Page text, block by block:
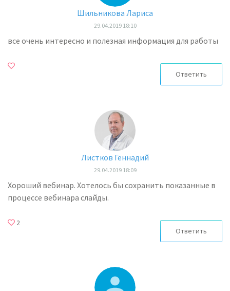
Шильникова Лариса
29.04.2019 18:10
все очень интересно и полезная информация для работы
Ответить
Листков Геннадий
29.04.2019 18:09
Хороший вебинар. Хотелось бы сохранить показанные в
процессе вебинара слайды.
2
Ответить